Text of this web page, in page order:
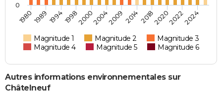
Magnitude 1 Magnitude 2
Magnitude 3
Magnitude 4
Magnitude 5 Magnitude 6
198019891994199820002004200920142018202020222024
0
Autres informations environnementales sur
Châtelneuf